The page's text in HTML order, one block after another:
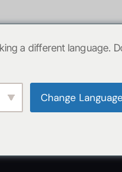
a different language.
Change Language